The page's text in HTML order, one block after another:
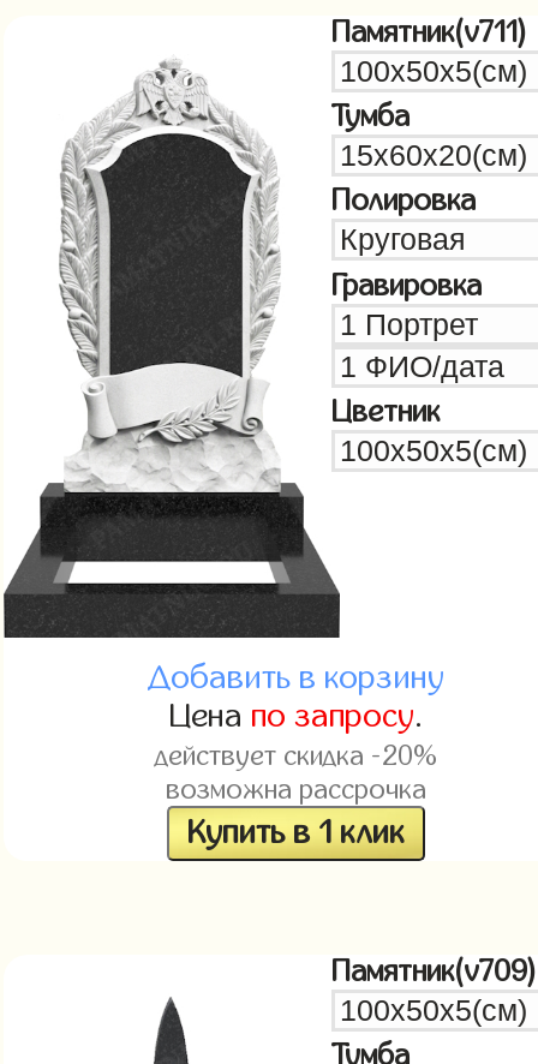
Памятник(v711)
Тумба
Полировка
Гравировка
Цветник
Добавить в корзину
Цена по запросу.
действует скидка -20%
возможна рассрочка
Купить в 1 клик
Памятник(v709)
Тумба